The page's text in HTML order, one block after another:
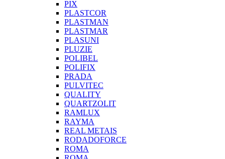
PIX
PLASTCOR
PLASTMAN
PLASTMAR
PLASUNI
PLUZIE
POLIBEL
POLIFIX
PRADA
PULVITEC
QUALITY
QUARTZOLIT
RAMLUX
RAYMA
REAL METAIS
RODADOFORCE
ROMA